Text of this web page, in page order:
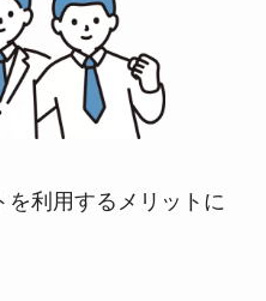
利用するメリットに